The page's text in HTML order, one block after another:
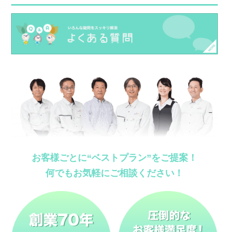
お客様ごとに“ベストプラン”をご提案！
何でもお気軽にご相談ください！